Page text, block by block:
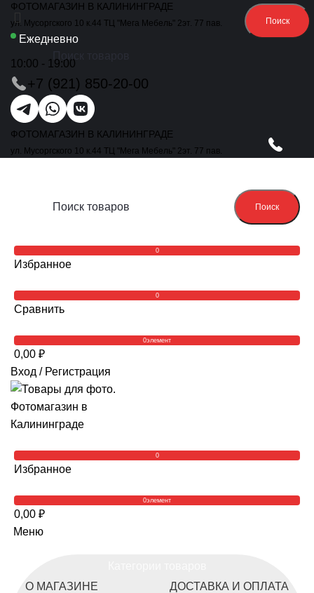
ФОТОМАГАЗИН В КАЛИНИНГРАДЕ
ул. Мусоргского 10 к.44 ТЦ "Мега Мебель" 2эт. 77 пав.
Ежедневно
10:00 - 19:00
+7 (921) 850-20-00
ФОТОМАГАЗИН В КАЛИНИНГРАДЕ
ул. Мусоргского 10 к.44 ТЦ "Мега Мебель" 2эт. 77 пав.
Поиск
0
Избранное
0
Сравнить
0элемент
0,00 ₽
Вход / Регистрация
0
Избранное
0элемент
0,00 ₽
Меню
О МАГАЗИНЕ
ДОСТАВКА И ОПЛАТА
Поиск